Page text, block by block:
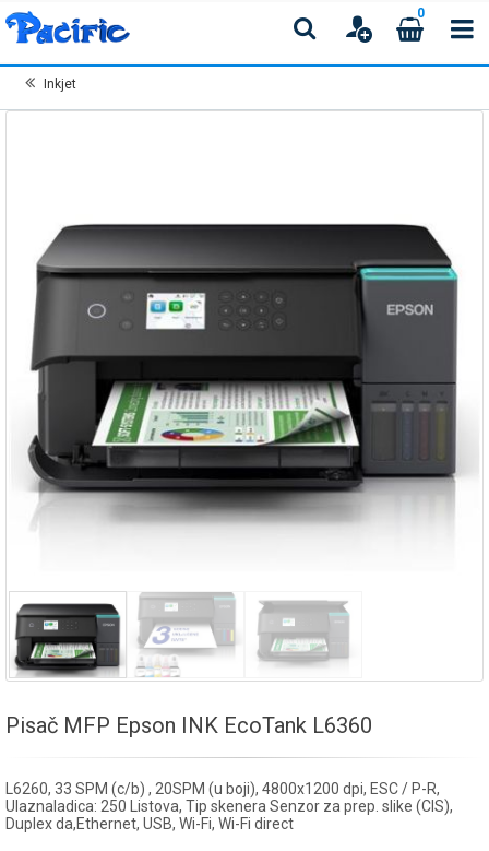
0
Inkjet
Pisač MFP Epson INK EcoTank L6360
L6260, 33 SPM (c/b) , 20SPM (u boji), 4800x1200 dpi, ESC / P-R,
Ulaznaladica: 250 Listova, Tip skenera Senzor za prep. slike (CIS),
Duplex da,Ethernet, USB, Wi-Fi, Wi-Fi direct